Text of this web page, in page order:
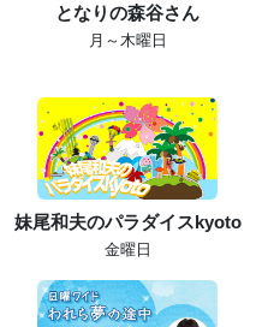
となりの森谷さん
月～木曜日
妹尾和夫のパラダイスkyoto
金曜日